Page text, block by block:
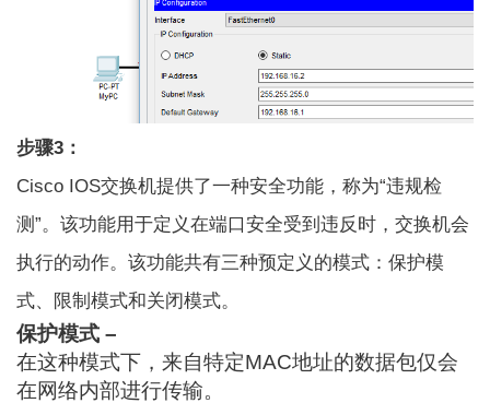
步骤3：
Cisco IOS交换机提供了一种安全功能，称为“违规检
测”。该功能用于定义在端口安全受到违反时，交换机会
执行的动作。该功能共有三种预定义的模式：保护模
式、限制模式和关闭模式。
保护模式 –
在这种模式下，来自特定MAC地址的数据包仅会
在网络内部进行传输。